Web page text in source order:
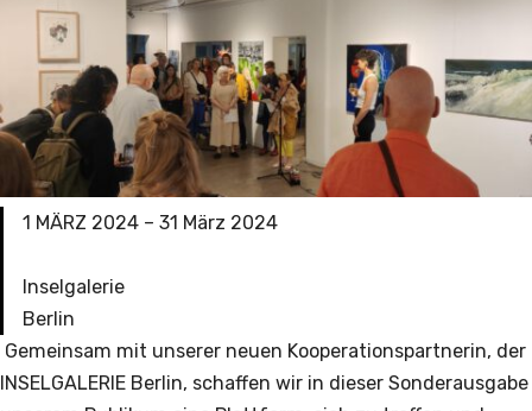
1 MÄRZ 2024 – 31 März 2024
Inselgalerie
Berlin
Gemeinsam mit unserer neuen Kooperationspartnerin, der
INSELGALERIE Berlin, schaffen wir in dieser Sonderausgabe